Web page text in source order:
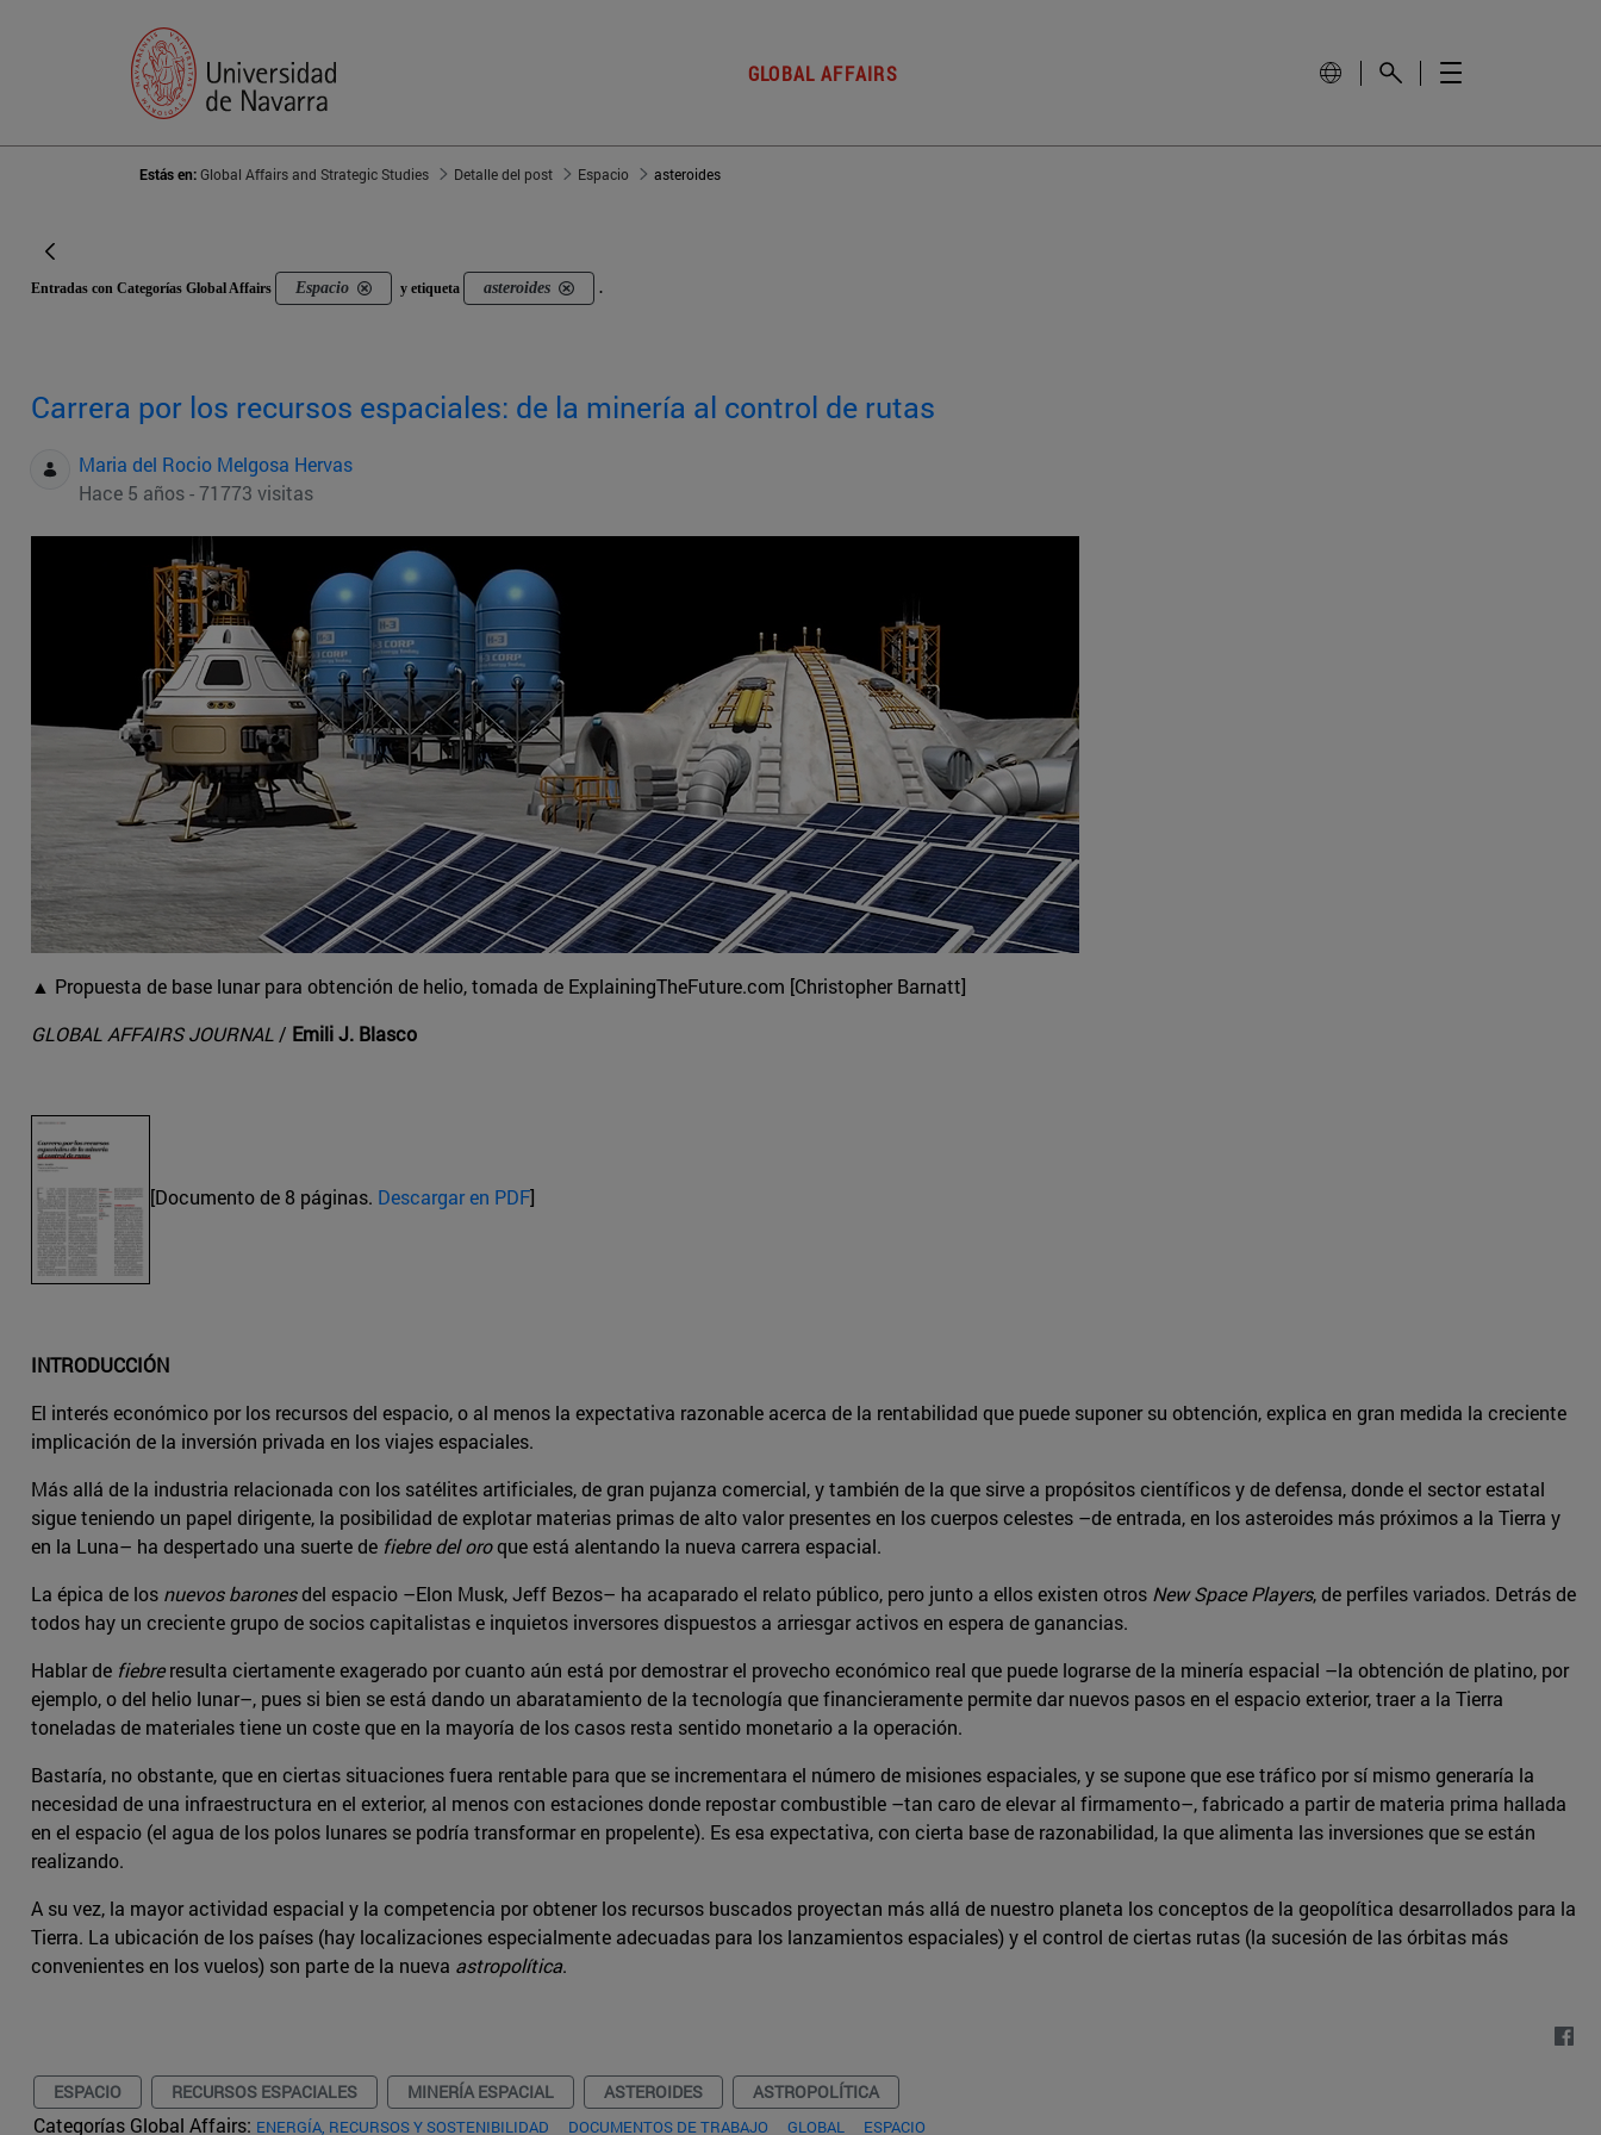
GLOBAL AFFAIRS
Estás en:Global Affairs and Strategic Studies Detalle del post Espacio asteroides
Entradas con Categorías Global Affairs Espacio y etiqueta asteroides .
Carrera por los recursos espaciales: de la minería al control de rutas
Maria del Rocio Melgosa Hervas
Hace 5 años - 71773 visitas
▲ Propuesta de base lunar para obtención de helio, tomada de ExplainingTheFuture.com [Christopher Barnatt]
GLOBAL AFFAIRS JOURNAL/ Emili J. Blasco
[Documento de 8 páginas. Descargar en PDF]
INTRODUCCIÓN
El interés económico por los recursos del espacio, o al menos la expectativa razonable acerca de la rentabilidad que puede suponer su obtención, explica en gran medida la creciente
implicación de la inversión privada en los viajes espaciales.
Más allá de la industria relacionada con los satélites artificiales, de gran pujanza comercial, y también de la que sirve a propósitos científicos y de defensa, donde el sector estatal
sigue teniendo un papel dirigente, la posibilidad de explotar materias primas de alto valor presentes en los cuerpos celestes –de entrada, en los asteroides más próximos a la Tierra y
en la Luna– ha despertado una suerte de fiebre del oroque está alentando la nueva carrera espacial.
La épica de los nuevos baronesdel espacio –Elon Musk, Jeff Bezos– ha acaparado el relato público, pero junto a ellos existen otros New Space Players, de perfiles variados. Detrás de
todos hay un creciente grupo de socios capitalistas e inquietos inversores dispuestos a arriesgar activos en espera de ganancias.
Hablar de fiebreresulta ciertamente exagerado por cuanto aún está por demostrar el provecho económico real que puede lograrse de la minería espacial –la obtención de platino, por
ejemplo, o del helio lunar–, pues si bien se está dando un abaratamiento de la tecnología que financieramente permite dar nuevos pasos en el espacio exterior, traer a la Tierra
toneladas de materiales tiene un coste que en la mayoría de los casos resta sentido monetario a la operación.
Bastaría, no obstante, que en ciertas situaciones fuera rentable para que se incrementara el número de misiones espaciales, y se supone que ese tráfico por sí mismo generaría la
necesidad de una infraestructura en el exterior, al menos con estaciones donde repostar combustible –tan caro de elevar al firmamento–, fabricado a partir de materia prima hallada
en el espacio (el agua de los polos lunares se podría transformar en propelente). Es esa expectativa, con cierta base de razonabilidad, la que alimenta las inversiones que se están
realizando.
A su vez, la mayor actividad espacial y la competencia por obtener los recursos buscados proyectan más allá de nuestro planeta los conceptos de la geopolítica desarrollados para la
Tierra. La ubicación de los países (hay localizaciones especialmente adecuadas para los lanzamientos espaciales) y el control de ciertas rutas (la sucesión de las órbitas más
convenientes en los vuelos) son parte de la nueva astropolítica.
ESPACIO RECURSOS ESPACIALES MINERÍA ESPACIAL ASTEROIDES ASTROPOLÍTICA
Categorías Global Affairs: ENERGÍA, RECURSOS Y SOSTENIBILIDAD DOCUMENTOS DE TRABAJO GLOBAL ESPACIO